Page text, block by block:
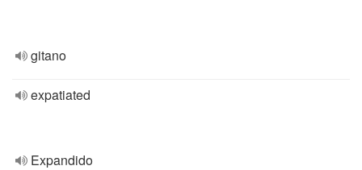
gitano
expatiated
Expandido